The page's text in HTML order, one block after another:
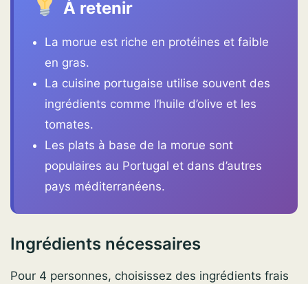
À retenir
La morue est riche en protéines et faible
en gras.
La cuisine portugaise utilise souvent des
ingrédients comme l’huile d’olive et les
tomates.
Les plats à base de la morue sont
populaires au Portugal et dans d’autres
pays méditerranéens.
Ingrédients nécessaires
Pour 4 personnes, choisissez des ingrédients frais